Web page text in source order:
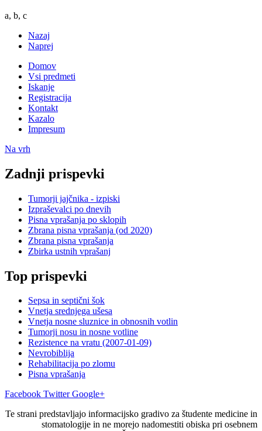
a, b, c
Nazaj
Naprej
Domov
Vsi predmeti
Iskanje
Registracija
Kontakt
Kazalo
Impresum
Na vrh
Zadnji prispevki
Tumorji jajčnika - izpiski
Izpraševalci po dnevih
Pisna vprašanja po sklopih
Zbrana pisna vprašanja (od 2020)
Zbrana pisna vprašanja
Zbirka ustnih vprašanj
Top prispevki
Sepsa in septični šok
Vnetja srednjega ušesa
Vnetja nosne sluznice in obnosnih votlin
Tumorji nosu in nosne votline
Rezistence na vratu (2007-01-09)
Nevrobiblija
Rehabilitacija po zlomu
Pisna vprašanja
Facebook Twitter Google+
Te strani predstavljajo informacijsko gradivo za študente medicine in
stomatologije in ne morejo nadomestiti obiska pri osebnem